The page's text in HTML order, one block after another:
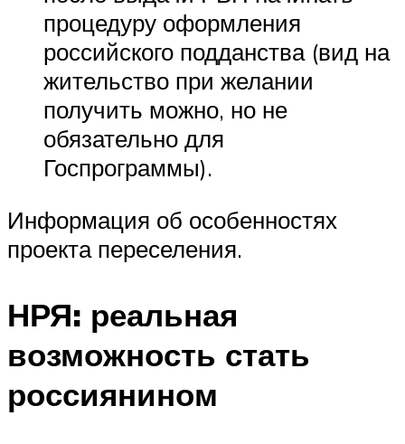
процедуру оформления
российского подданства (вид на
жительство при желании
получить можно, но не
обязательно для
Госпрограммы).
Информация об особенностях
проекта переселения.
НРЯ: реальная
возможность стать
россиянином